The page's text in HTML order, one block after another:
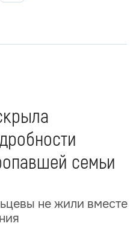
семьи
не жили вместе